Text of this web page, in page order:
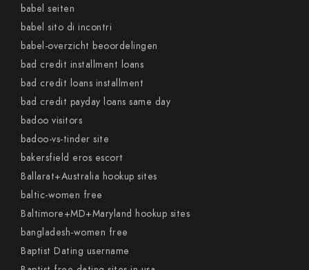
babel seiten
babel sito di incontri
babel-overzicht beoordelingen
bad credit installment loans
bad credit loans installment
bad credit payday loans same day
badoo visitors
badoo-vs-tinder site
bakersfield eros escort
Ballarat+Australia hookup sites
baltic-women free
Baltimore+MD+Maryland hookup sites
bangladesh-women free
Baptist Dating username